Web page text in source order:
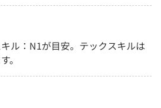
ル：N1が目安。テックスキルは
。